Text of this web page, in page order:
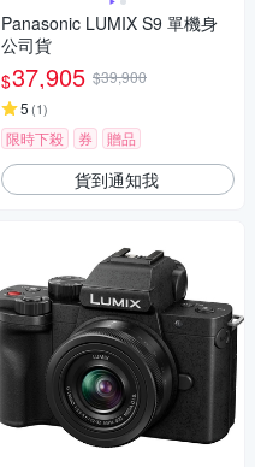
Panasonic LUMIX S9 單機身
公司貨
$37,905 $39,900
5 (1)
限時下殺 券 贈品
貨到通知我